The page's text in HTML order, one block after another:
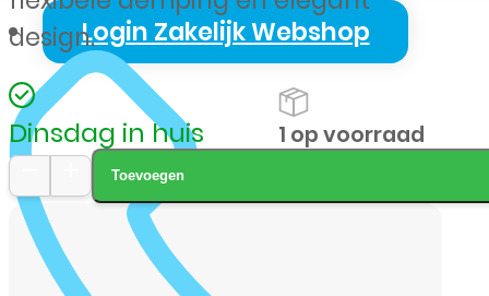
Login Zakelijk Webshop
design.
Dinsdag in huis
Mobilize
Gelly
Case
Toevoegen
1 op voorraad